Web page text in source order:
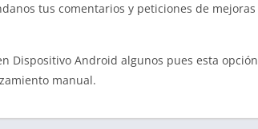
tus comentarios y peticiones de mejoras
Dispositivo Android algunos pues esta opción
manual.